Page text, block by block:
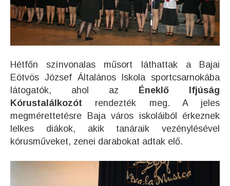
Hétfőn színvonalas műsort láthattak a Bajai
Eötvös József Általános Iskola sportcsarnokába
látogatók, ahol az
Éneklő Ifjúság
Kórustalálkozót rendezték meg. A jeles
megmérettetésre Baja város iskoláiból érkeznek
lelkes diákok, akik tanáraik vezénylésével
kórusműveket, zenei darabokat adtak elő.